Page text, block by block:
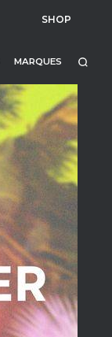
SHOP
MARQUES